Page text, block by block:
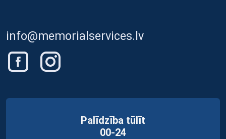
info@memorialservices.lv
Palīdzība tūlīt
00-24